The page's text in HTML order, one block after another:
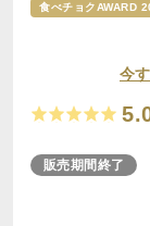
食べチョクAWARD
今
販売期間終了